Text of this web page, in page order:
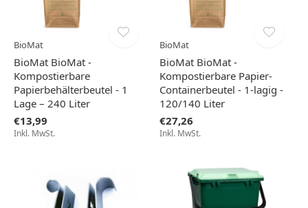
BioMat
BioMat BioMat -
Kompostierbare
Papierbehälterbeutel - 1
Lage – 240 Liter
€13,99
Inkl. MwSt.
BioMat
BioMat BioMat -
Kompostierbare Papier-
Containerbeutel - 1-lagig -
120/140 Liter
€27,26
Inkl. MwSt.